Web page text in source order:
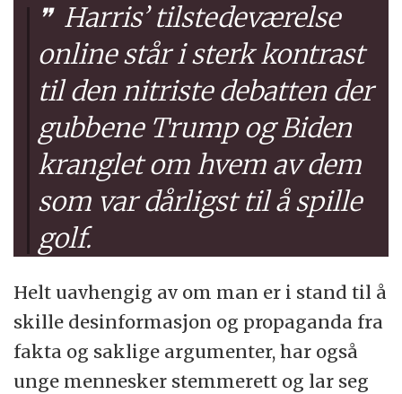
Harris’ tilstedeværelse
online står i sterk kontrast
til den nitriste debatten der
gubbene Trump og Biden
kranglet om hvem av dem
som var dårligst til å spille
golf.
Helt uavhengig av om man er i stand til å
skille desinformasjon og propaganda fra
fakta og saklige argumenter, har også
unge mennesker stemmerett og lar seg